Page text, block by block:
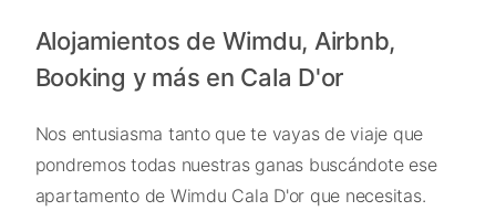
Alojamientos de Wimdu, Airbnb,
Booking y más en Cala D'or
Nos entusiasma tanto que te vayas de viaje que
pondremos todas nuestras ganas buscándote ese
apartamento de Wimdu Cala D'or que necesitas.